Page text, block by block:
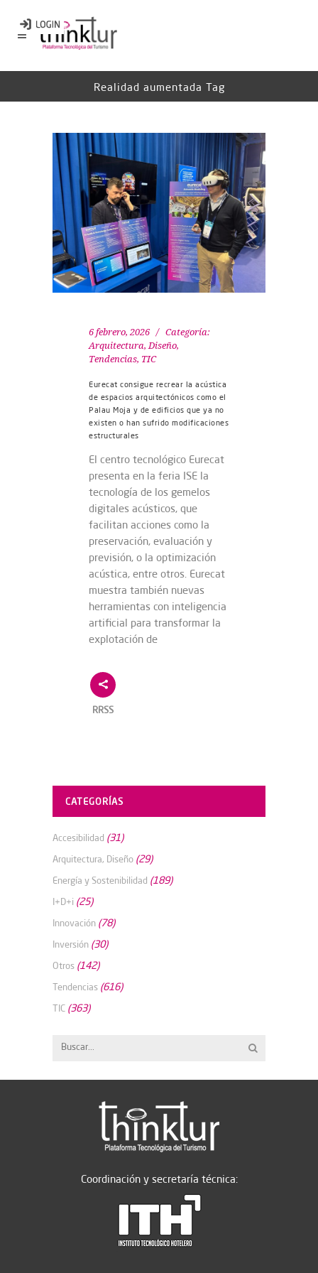
Realidad aumentada Tag
6 febrero, 2026
Categoría:
Arquitectura, Diseño,
Tendencias, TIC
Eurecat consigue recrear la acústica
de espacios arquitectónicos como el
Palau Moja y de edificios que ya no
existen o han sufrido modificaciones
estructurales
El centro tecnológico Eurecat
presenta en la feria ISE la
tecnología de los gemelos
digitales acústicos, que
facilitan acciones como la
preservación, evaluación y
previsión, o la optimización
acústica, entre otros. Eurecat
muestra también nuevas
herramientas con inteligencia
artificial para transformar la
explotación de
RRSS
CATEGORÍAS
Accesibilidad (31)
Arquitectura, Diseño (29)
Energía y Sostenibilidad (189)
I+D+i (25)
Innovación (78)
Inversión (30)
Otros (142)
Tendencias (616)
TIC (363)
Coordinación y secretaría técnica: